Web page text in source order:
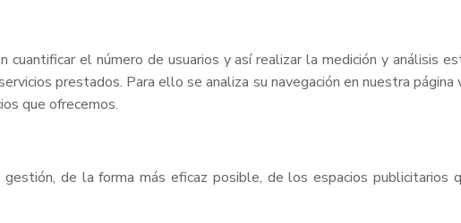
cuantificar el número de usuarios y así realizar la medición y análisis
prestados. Para ello se analiza su navegación en nuestra
que ofrecemos.
de la forma más eficaz posible, de los espacios publicitarios